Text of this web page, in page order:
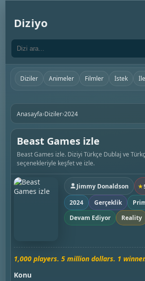
Diziyo
Diziler Animeler Filmler İstek
Anasayfa›Diziler›2024
Beast Games izle
Beast Games izle. Diziyi Türkçe Dublaj ve
seçenekleriyle keşfet ve izle.
Jimmy Donaldson ★
2024
Gerçeklik
Devam Ediyor
Reality
1,000 players. 5 million dollars. 1
Konu